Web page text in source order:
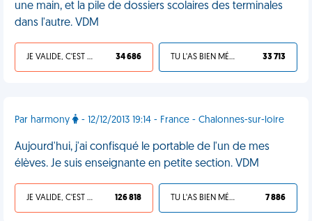
une main, et la pile de dossiers scolaires des terminales
dans l'autre. VDM
JE VALIDE, C'EST UNE VDM 34 686 TU L'AS BIEN MÉRITÉ 33 713
Par harmony - 12/12/2013 19:14 - France - Chalonnes-sur-loire
Aujourd'hui, j'ai confisqué le portable de l'un de mes
élèves. Je suis enseignante en petite section. VDM
JE VALIDE, C'EST UNE VDM 126 818 TU L'AS BIEN MÉRITÉ 7 886